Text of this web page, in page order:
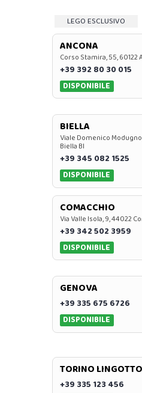
LEGO ESCLUSIVO
ANCONA
Corso Stamira, 55, 60122
+39 392 80 30 015
DISPONIBILE
BIELLA
Viale Domenico
Biella BI
+39 345 082 1525
DISPONIBILE
COMACCHIO
Via Valle Isola, 9, 44022
+39 342 502 3959
DISPONIBILE
GENOVA
+39 335 675 6726
DISPONIBILE
TORINO LINGOTTO
+39 335 123 456